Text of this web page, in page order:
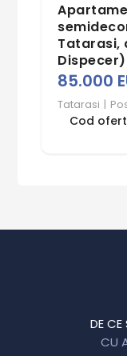
Tatarasi,
Dispecer)
85.000
Tatarasi |
Cod
DE CE
CU